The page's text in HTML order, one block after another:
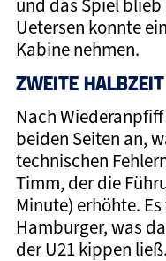
und das Spiel blieb
Uetersen konnte
Kabine nehmen.
ZWEITE
Nach
beiden Seiten an,
technischen
Timm, der die
Minute) erhöhte.
Hamburger, was
der U21 kippen